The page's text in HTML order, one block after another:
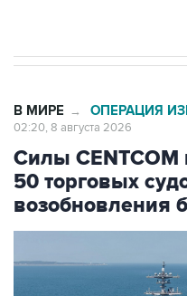
В МИРЕ → ОПЕРАЦИЯ
02:20, 8 августа 2026
Силы CENTCOM
50 торговых
возобновления